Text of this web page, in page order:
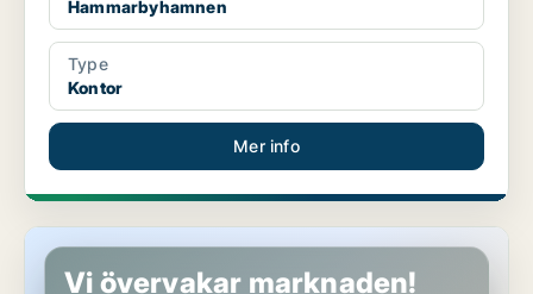
Hammarbyhamnen
Type
Kontor
Mer info
Butikslokal i Söderort
Vi övervakar marknaden!